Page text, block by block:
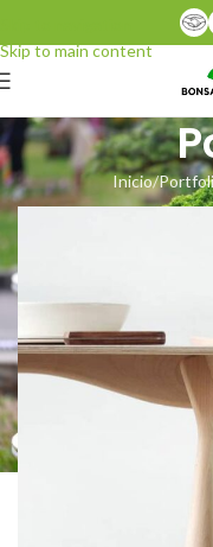
Skip to main content
Inicio